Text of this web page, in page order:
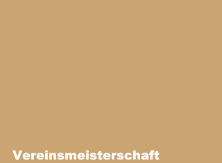
Vereinsmeisterschaft